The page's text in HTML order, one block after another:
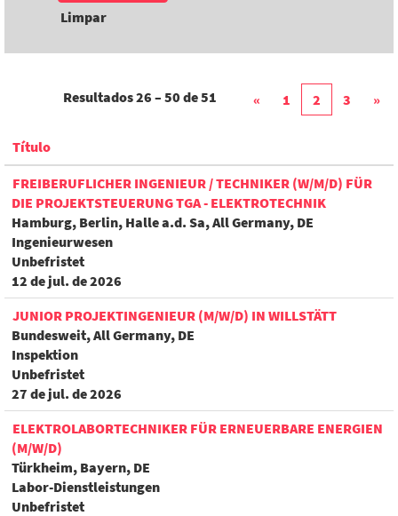
Limpar
Resultados26 – 50 de51 « 1 2 3 »
Título
FREIBERUFLICHER INGENIEUR / TECHNIKER (W/M/D) FÜR
DIE PROJEKTSTEUERUNG TGA - ELEKTROTECHNIK
Hamburg, Berlin, Halle a.d. Sa, All Germany, DE
Ingenieurwesen
Unbefristet
12 de jul. de 2026
JUNIOR PROJEKTINGENIEUR (M/W/D) IN WILLSTÄTT
Bundesweit, All Germany, DE
Inspektion
Unbefristet
27 de jul. de 2026
ELEKTROLABORTECHNIKER FÜR ERNEUERBARE ENERGIEN
(M/W/D)
Türkheim, Bayern, DE
Labor-Dienstleistungen
Unbefristet